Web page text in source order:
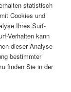
statistisch
Cookies und
Ihres Surf-
Verhalten kann
dieser Analyse
bestimmter
finden Sie in der